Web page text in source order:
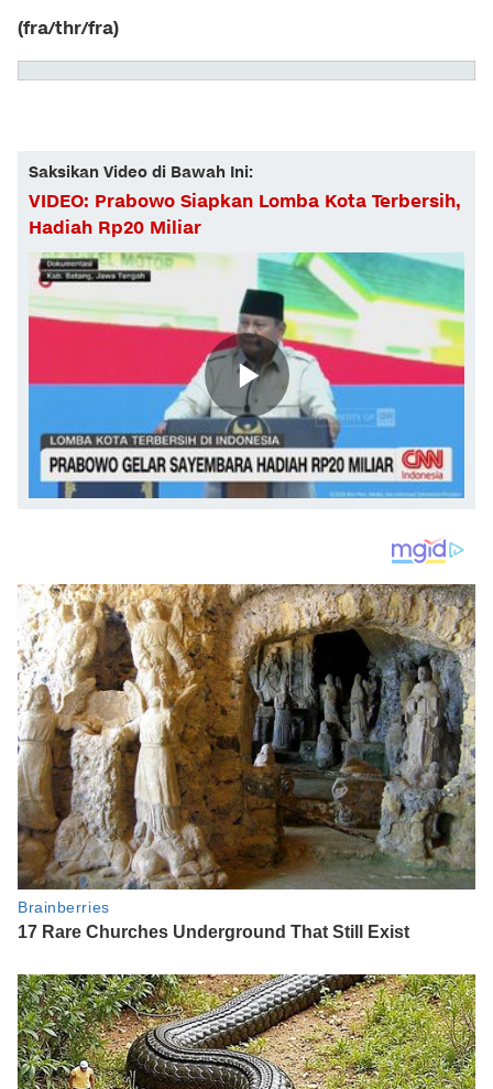
(fra/thr/fra)
Saksikan Video di Bawah Ini:
VIDEO: Prabowo Siapkan Lomba Kota Terbersih,
Hadiah Rp20 Miliar